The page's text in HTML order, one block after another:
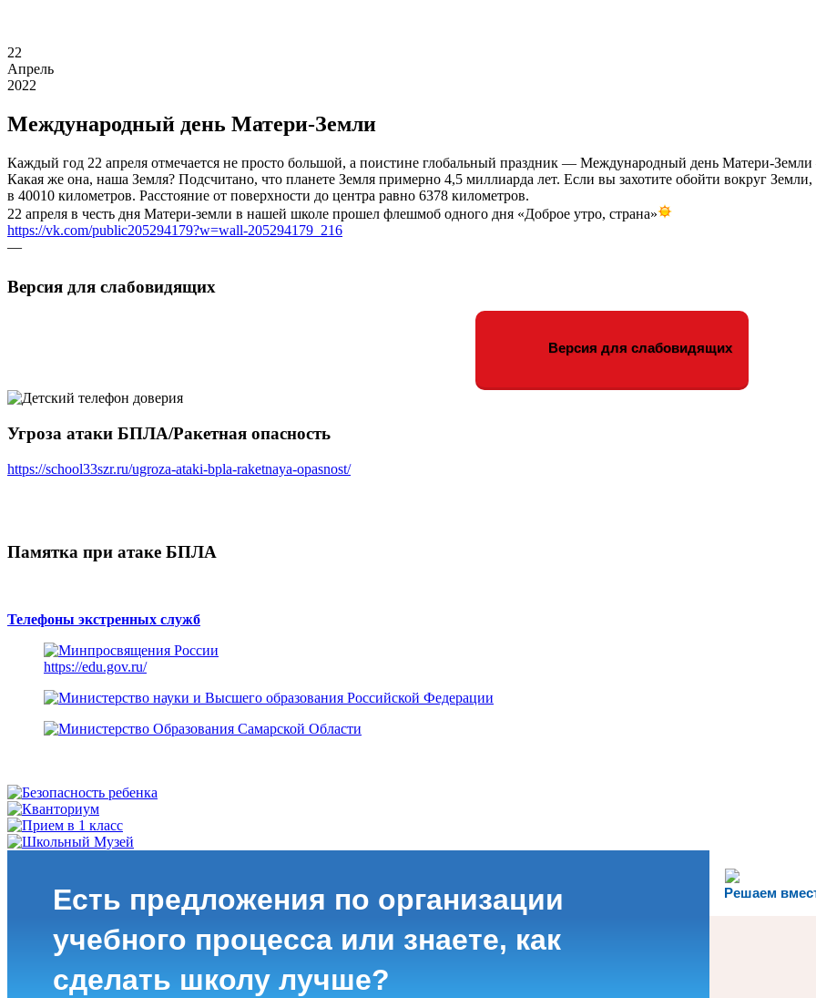
22
Апрель
2022
Международный день Матери-Земли
Каждый год 22 апреля отмечается не просто большой, а поистине глобальный праздник — Международный день Матери-
Какая же она, наша Земля? Подсчитано, что планете Земля примерно 4,5 миллиарда лет. Если вы захотите обойти вокруг
в 40010 километров. Расстояние от поверхности до центра равно 6378 километров.
22 апреля в честь дня Матери-земли в нашей школе прошел флешмоб одного дня «Доброе утро, страна»
https://vk.com/public205294179?w=wall-205294179_216
—
Версия для слабовидящих
Версия для слабовидящих
Угроза атаки БПЛА/Ракетная опасность
https://school33szr.ru/ugroza-ataki-bpla-raketnaya-opasnost/
Памятка при атаке БПЛА
Телефоны экстренных служб
https://edu.gov.ru/
Решаем
Есть предложения по организации
учебного процесса или знаете, как
сделать школу лучше?